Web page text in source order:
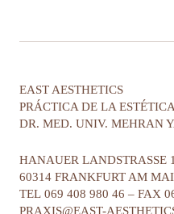
EAST AESTHETICS
PRÁCTICA DE LA ESTÉTICA
DR. MED. UNIV. MEHRAN
HANAUER LANDSTRASSE
60314 FRANKFURT AM
TEL 069 408 980 46 – FAX
PRAXIS@EAST-